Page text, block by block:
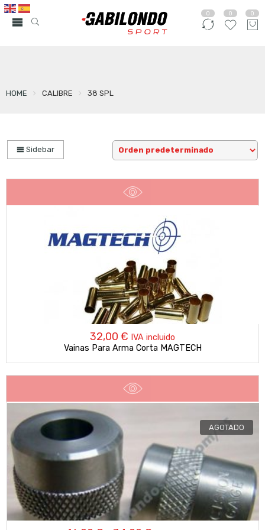
0 0 0
HOME CALIBRE 38 SPL
Sidebar
32,00 € IVA incluido
Vainas Para Arma Corta MAGTECH
AGOTADO